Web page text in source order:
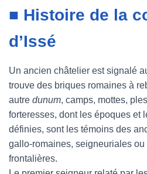
■ Histoire de la
d’Issé
Un ancien châtelier est signalé
trouve des briques romaines à
autre dunum, camps, mottes,
forteresses, dont les époques et
définies, sont les témoins des
gallo-romaines, seigneuriales
frontalières.